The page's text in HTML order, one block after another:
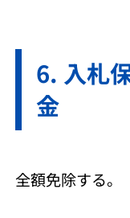
入札
金
全額免除する。